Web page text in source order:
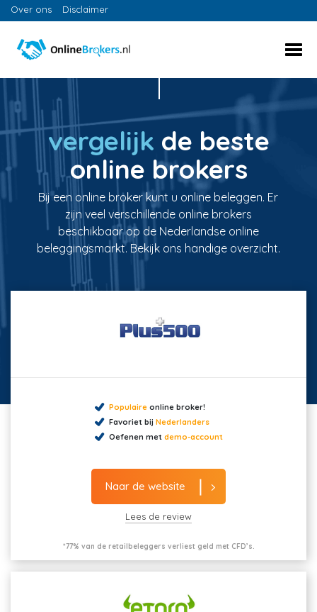
Over ons Disclaimer
vergelijk de beste
online brokers
Bij een online broker kunt u online beleggen. Er
zijn veel verschillende online brokers
beschikbaar op de Nederlandse online
beleggingsmarkt. Bekijk ons handige overzicht.
Populaireonline broker!
Favoriet bij Nederlanders
Oefenen met demo-account
Naar de website
Lees de review
*77% van de retailbeleggers verliest geld met CFD’s.